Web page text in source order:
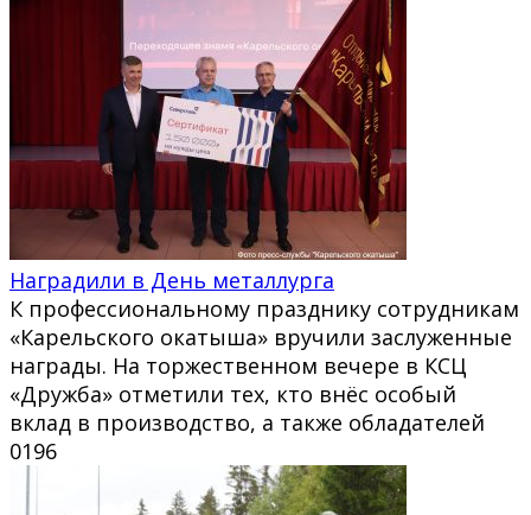
Наградили в День металлурга
К профессиональному празднику сотрудникам
«Карельского окатыша» вручили заслуженные
награды. На торжественном вечере в КСЦ
«Дружба» отметили тех, кто внёс особый
вклад в производство, а также обладателей
0196